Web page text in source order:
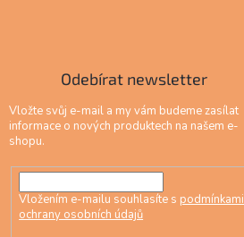
Odebírat newsletter
Vložte svůj e-mail a my vám budeme zasílat
informace o nových produktech na našem e-
shopu.
Vložením e-mailu souhlasíte s podmínkami
ochrany osobních údajů